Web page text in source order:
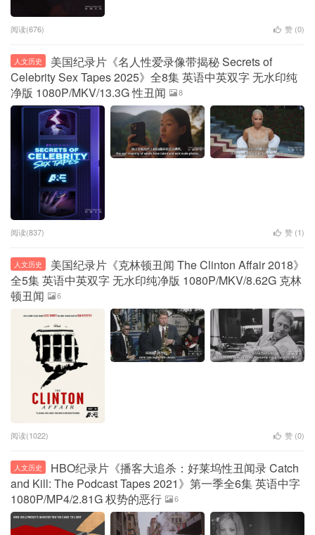
阅读(676) 赞 (0)
人文历史
美国纪录片《名人性爱录像带揭秘 Secrets of
Celebrity Sex Tapes 2025》全8集 英语中英双字 无水印纯
净版 1080P/MKV/13.3G 性丑闻
8
阅读(837) 赞 (1)
人文历史
美国纪录片《克林顿丑闻 The Clinton Affair 2018》
全5集 英语中英双字 无水印纯净版 1080P/MKV/8.62G 克林
顿丑闻
6
阅读(1022) 赞 (0)
人文历史
HBO纪录片《播客大追杀：好莱坞性丑闻录 Catch
and Kill: The Podcast Tapes 2021》第一季全6集 英语中字
1080P/MP4/2.81G 权势的恶行
6